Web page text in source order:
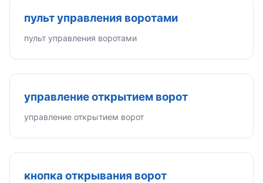
пульт управления воротами
пульт управления воротами
управление открытием ворот
управление открытием ворот
кнопка открывания ворот